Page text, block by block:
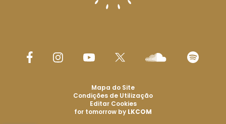
Mapa do Site
Condições de Utilização
Editar Cookies
for tomorrow by LKCOM